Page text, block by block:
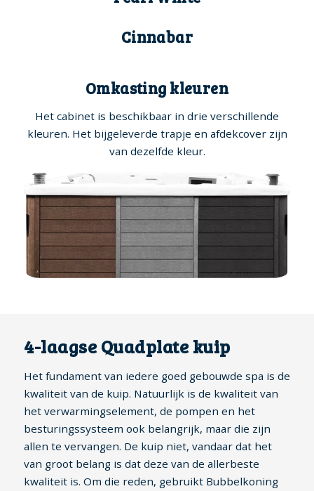
Cinnabar
Omkasting kleuren
Het cabinet is beschikbaar in drie verschillende
kleuren. Het bijgeleverde trapje en afdekcover zijn
van dezelfde kleur.
4-laagse Quadplate kuip
Het fundament van iedere goed gebouwde spa is de
kwaliteit van de kuip. Natuurlijk is de kwaliteit van
het verwarmingselement, de pompen en het
besturingssysteem ook belangrijk, maar die zijn
allen te vervangen. De kuip niet, vandaar dat het
van groot belang is dat deze van de allerbeste
kwaliteit is. Om die reden, gebruikt Bubbelkoning